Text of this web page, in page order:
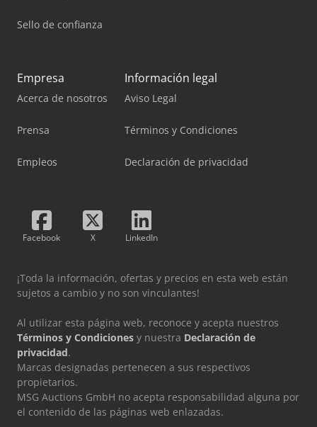
Sello de confianza
Empresa
Acerca de nosotros
Prensa
Empleos
Información legal
Aviso Legal
Términos y Condiciones
Declaración de privacidad
Facebook X LinkedIn
¡Toda la información, ofertas y precios en esta web están
sujetos a cambio y no son vinculantes!
Al utilizar esta página web, reconoce y acepta nuestros
Términos y Condiciones y nuestra Declaración de
privacidad.
Marcas designadas pertenecen a sus respectivos
propietarios.
MSG Auctions GmbH no acepta responsabilidad alguna por
el contenido de las páginas web enlazadas.